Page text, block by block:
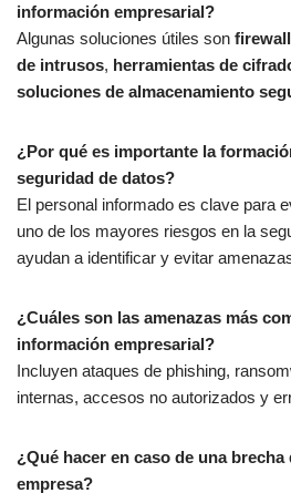
información empresarial?
Algunas soluciones útiles son
de intrusos, herramientas de
soluciones de almacenamiento
¿Por qué es importante la
seguridad de datos?
El personal informado es clave para
uno de los mayores riesgos en la
ayudan a identificar y evitar
¿Cuáles son las amenazas más
información empresarial?
Incluyen ataques de phishing,
internas, accesos no autorizados y
¿Qué hacer en caso de una
empresa?